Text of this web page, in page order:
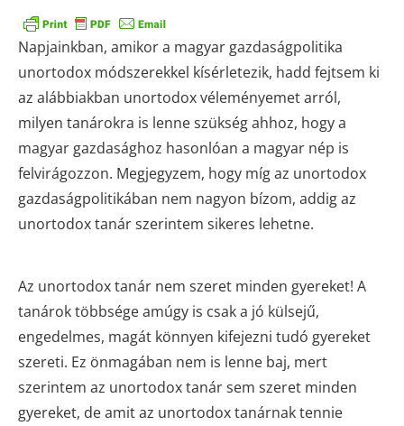
Napjainkban, amikor a magyar gazdaságpolitika
unortodox módszerekkel kísérletezik, hadd fejtsem ki
az alábbiakban unortodox véleményemet arról,
milyen tanárokra is lenne szükség ahhoz, hogy a
magyar gazdasághoz hasonlóan a magyar nép is
felvirágozzon. Megjegyzem, hogy míg az unortodox
gazdaságpolitikában nem nagyon bízom, addig az
unortodox tanár szerintem sikeres lehetne.
Az unortodox tanár nem szeret minden gyereket! A
tanárok többsége amúgy is csak a jó külsejű,
engedelmes, magát könnyen kifejezni tudó gyereket
szereti. Ez önmagában nem is lenne baj, mert
szerintem az unortodox tanár sem szeret minden
gyereket, de amit az unortodox tanárnak tennie